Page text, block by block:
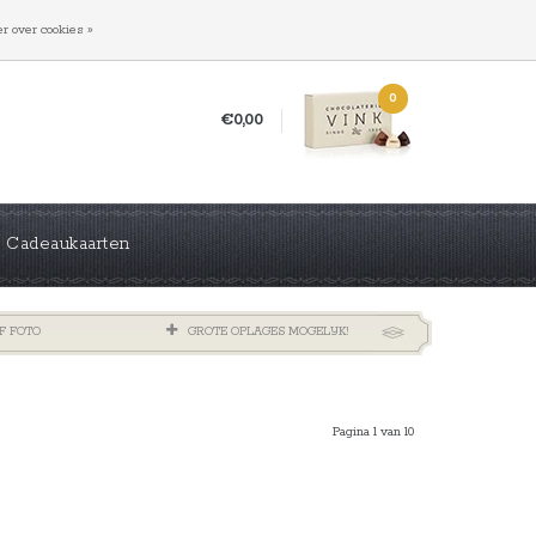
€0,00
0
Cadeaukaarten
FOTO GROTE OPLAGES MOGELIJK!
Pagina 1 van 10
over cookies »